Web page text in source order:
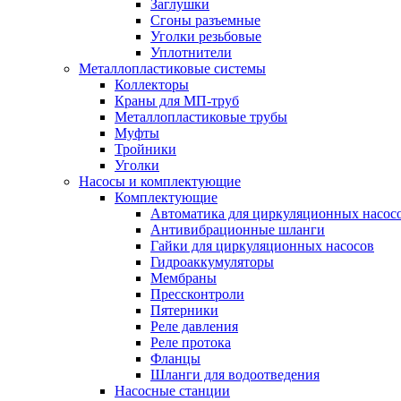
Заглушки
Сгоны разъемные
Уголки резьбовые
Уплотнители
Металлопластиковые системы
Коллекторы
Краны для МП-труб
Металлопластиковые трубы
Муфты
Тройники
Уголки
Насосы и комплектующие
Комплектующие
Автоматика для циркуляционных
Антивибрационные шланги
Гайки для циркуляционных насосов
Гидроаккумуляторы
Мембраны
Прессконтроли
Пятерники
Реле давления
Реле протока
Фланцы
Шланги для водоотведения
Насосные станции